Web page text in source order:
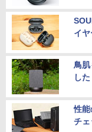
イ
鳥肌
した
性能
チェ